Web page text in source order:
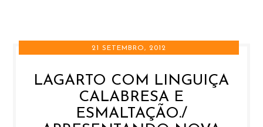
21 SETEMBRO, 2012
LAGARTO COM LINGUIÇA
CALABRESA E
ESMALTAÇÃO./